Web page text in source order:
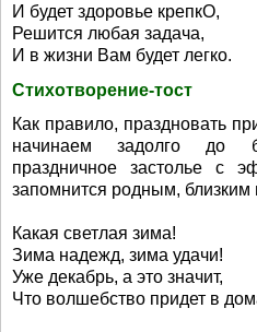
И будет здоровье крепкО,
Решится любая задача,
И в жизни Вам будет легко.
Стихотворение-тост
Как правило, праздновать
начинаем задолго до
праздничное застолье с
запомнится родным, близким
Какая светлая зима!
Зима надежд, зима удачи!
Уже декабрь, а это значит,
Что волшебство придет в